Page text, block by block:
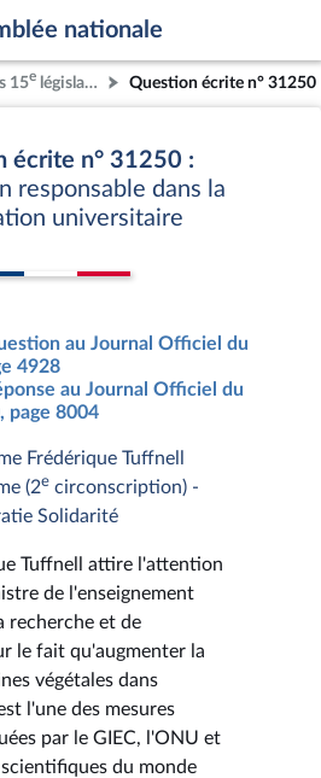
nationale
15e législature Question écrite n° 31250
écrite n° 31250 :
responsable dans la
universitaire
au Journal Officiel du
4928
au Journal Officiel du
page 8004
Frédérique Tuffnell
(2e circonscription) -
Solidarité
Tuffnell attire l'attention
de l'enseignement
recherche et de
le fait qu'augmenter la
végétales dans
l'une des mesures
par le GIEC, l'ONU et
du monde